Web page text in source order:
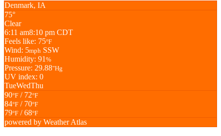
Denmark, IA
75°
Clear
6:11 am8:10 pm CDT
Feels like: 75°F
Wind: 5mph SSW
Humidity: 91 %
Pressure: 29.88"Hg
UV index: 0
TueWedThu
90°F / 72°F
84°F / 70°F
79°F / 68°F
powered by Weather Atlas